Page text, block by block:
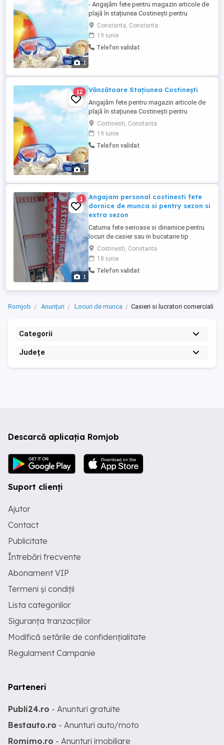
1
- Angajăm fete pentru magazin articole de
plajă în stațiunea Costinești pentru
sezonul estival - Căutăm o persoană
serioasă, sociabilă și responsabilă -
Responsabilități: Oferirea de consultanță
clienților pentru produsele dorite
Constanta, Constanta
19 iunie
Telefon validat
1
12 Vânzătoare Stațiunea Costinești
Angajăm fete pentru magazin articole de
plajă în stațiunea Costinești pentru
sezonul estival Căutăm o persoană
serioasă, sociabilă și responsabilă
Responsabilități: Oferirea de consultanță
clienților pentru produsele dorite
Costinesti, Constanta
19 iunie
Telefon validat
1
1
Angajam personal costinesti fete
dornice de munca si pentry sezon si
extra sezon
Catuma fete serioase si dinamice pentru
locuri de casier sau in bucatarie tip
fasfood .mai multe detali la wasaap .
.varsta minima 18 ani .
Costinesti, Constanta
18 iunie
Telefon validat
Romjob Anunțuri Locuri de munca Casieri si lucratori comerciali
Categorii
Județe
Descarcă aplicația Romjob
Suport clienți
Ajutor
Contact
Publicitate
Întrebări frecvente
Abonament VIP
Termeni și condiții
Lista categoriilor
Siguranța tranzacțiilor
Modifică setările de confidențialitate
Regulament Campanie
Parteneri
Publi24.ro - Anunturi gratuite
Bestauto.ro - Anunturi auto/moto
Romimo.ro - Anunturi imobiliare